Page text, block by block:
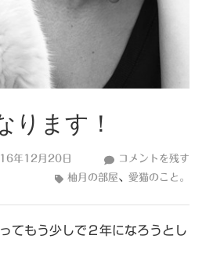
ります！
年12月20日 コメントを残す
柚月の部屋、 愛猫のこと。
てもう少しで２年になろうとし